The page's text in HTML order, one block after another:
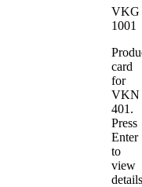
VKG
1001
card
for
VKN
401 .
Press
Enter
to
view